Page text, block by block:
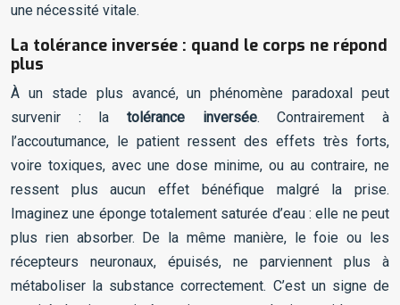
une nécessité vitale.
La tolérance inversée : quand le corps ne répond
plus
À un stade plus avancé, un phénomène paradoxal peut
survenir : la tolérance inversée. Contrairement à
l’accoutumance, le patient ressent des effets très forts,
voire toxiques, avec une dose minime, ou au contraire, ne
ressent plus aucun effet bénéfique malgré la prise.
Imaginez une éponge totalement saturée d’eau : elle ne peut
plus rien absorber. De la même manière, le foie ou les
récepteurs neuronaux, épuisés, ne parviennent plus à
métaboliser la substance correctement. C’est un signe de